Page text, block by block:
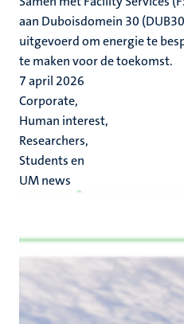
aan Duboisdomein 30
uitgevoerd om energie te
te maken voor de toekomst.
7 april 2026
Corporate,
Human interest,
Researchers,
Students en
UM news